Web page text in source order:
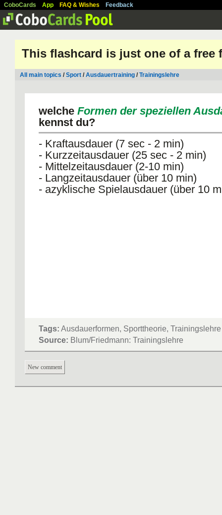
CoboCards App FAQ & Wishes Feedback
This flashcard is just one of a free
All main topics /Sport /Ausdauertraining /Trainingslehre
welche Formen der speziellen
kennst du?
- Kraftausdauer (7 sec - 2 min)
- Kurzzeitausdauer (25 sec - 2 min)
- Mittelzeitausdauer (2-10 min)
- Langzeitausdauer (über 10 min)
- azyklische Spielausdauer (über 10
Tags: Ausdauerformen, Sporttheorie, Trainingslehre
Source: Blum/Friedmann: Trainingslehre
New comment